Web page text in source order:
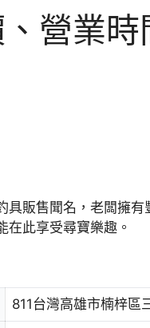
營業
販售聞名，老闆擁
在此享受尋寶樂趣。
811台灣高雄市楠梓區